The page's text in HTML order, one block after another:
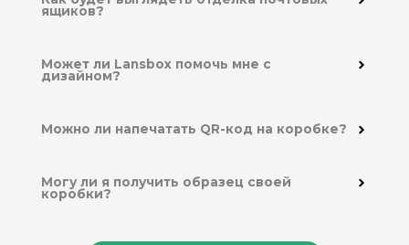
ящиков?
Может ли Lansbox помочь мне с
дизайном?
Можно ли напечатать QR-код на коробке?
Могу ли я получить образец своей
коробки?